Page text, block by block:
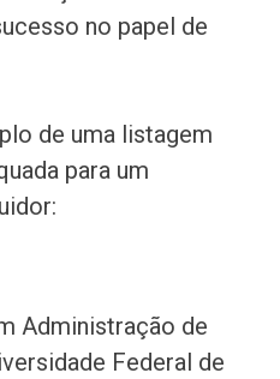
no papel de
de uma listagem
para um
Administração de
Federal de